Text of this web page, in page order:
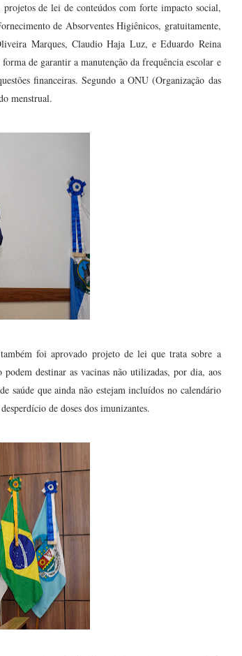
de lei de conteúdos com forte impacto social,
de Absorventes Higiênicos, gratuitamente,
Marques, Claudio Haja Luz, e Eduardo Reina
de garantir a manutenção da frequência escolar e
financeiras. Segundo a ONU (Organização das
menstrual.
foi aprovado projeto de lei que trata sobre a
destinar as vacinas não utilizadas, por dia, aos
saúde que ainda não estejam incluídos no calendário
de doses dos imunizantes.